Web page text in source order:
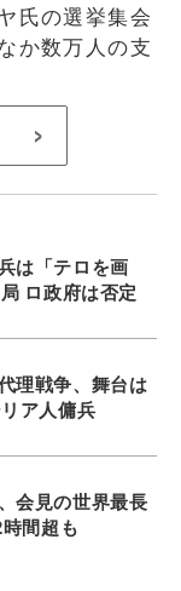
氏の選挙集会
か数万人の支
>
は「テロを画
ロ政府は否定
理戦争、舞台は
ア人傭兵
会見の世界最長
間超も